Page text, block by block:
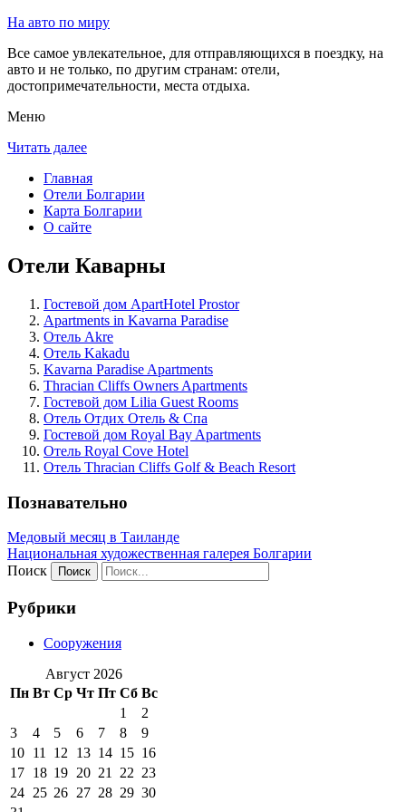
На авто по миру
Все самое увлекательное, для отправляющихся в поездку, на
авто и не только, по другим странам: отели,
достопримечательности, места отдыха.
Меню
Читать далее
Главная
Отели Болгарии
Карта Болгарии
О сайте
Отели Каварны
Гостевой дом ApartHotel Prostor
Apartments in Kavarna Paradise
Отель Akre
Отель Kakadu
Kavarna Paradise Apartments
Thracian Cliffs Owners Apartments
Гостевой дом Lilia Guest Rooms
Отель Отдих Отель & Спа
Гостевой дом Royal Bay Apartments
Отель Royal Cove Hotel
Отель Thracian Cliffs Golf & Beach Resort
Познавательно
Медовый месяц в Таиланде
Национальная художественная галерея Болгарии
Поиск
Рубрики
Сооружения
Август 2026
Пн Вт Ср Чт Пт Сб Вс
1
2
3
4 5 6 7 8
9
10 11 12 13 14 15 16
17 18 19 20 21 22 23
24 25 26 27 28 29 30